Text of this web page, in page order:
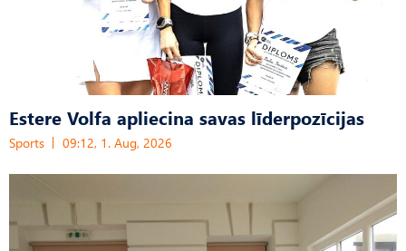
Estere Volfa apliecina savas līderpozīcijas
Sports 09:12, 1. Aug, 2026